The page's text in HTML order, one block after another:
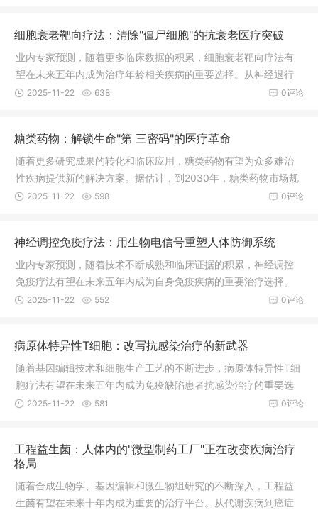
细胞衰老靶向疗法：清除"僵尸细胞"的抗衰老医疗突破
业内专家预测，随着更多临床数据的积累，细胞衰老靶向疗法有
望在未来五年内成为治疗年龄相关疾病的重要选择。从神经退行
性疾病到代谢综合征，从器官纤维化到癌症预防，这一创新疗法
0评论
2025-11-22 638
糖类药物：解锁生命"第 三密码"的医疗革命
随着更多研究成果的转化和临床应用，糖类药物有望为众多难治
性疾病提供新的解决方案。据估计，到2030年，糖类药物市场规
模将达到250亿美元，成为生物医药领域的重要增长点，为全球数
0评论
2025-11-22 598
神经调控免疫疗法：用生物电信号重塑人体防御系统
业内专家预测，随着技术不断成熟和临床证据的积累，神经调控
免疫疗法有望在未来五年内成为自身免疫疾病的重要治疗选择。
到2030年，该领域市场规模预计将达到180亿美元，为全球数千
0评论
2025-11-22 552
病原体特异性T细胞：改写抗感染治疗的新武器
随着基因编辑技术和细胞生产工艺的不断进步，病原体特异性T细
胞疗法有望在未来五年内成为免疫缺陷患者抗感染治疗的重要选
择。从单一病原体到多病原体，从治疗到预防，从自体细胞到通
测，到2030年，该领域市场规模有望突破150亿美元，成为细胞
治疗产业的重要增长点。
0评论
2025-11-22 581
工程益生菌：人体内的"微型制药工厂"正在改变疾病治疗
格局
随着合成生物学、基因编辑和微生物组研究的不断深入，工程益
生菌有望在未来十年内成为重要的治疗平台。从代谢疾病到癌症